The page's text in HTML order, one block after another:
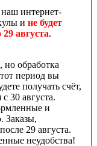
интернет-
и не будет
августа.
, но обработка
период вы
получать счёт,
30 августа.
и
Заказы,
29 августа.
неудобства!